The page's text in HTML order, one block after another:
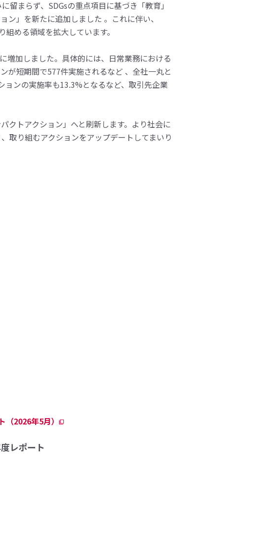
まらず、SDGsの重点項目に基づき「教育」
」を新たに追加しました 。これに伴い、
める領域を拡大しています。
増加しました。具体的には、日常業務における
が短期間で577件実施されるなど 、全社一丸と
ンの実施率も13.3%となるなど、取引先企業
クトアクション」へと刷新します。より社会に
取り組むアクションをアップデートしてまいり
2026年5月）
レポート